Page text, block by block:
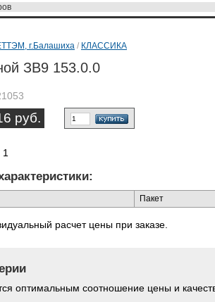
г.Балашиха / КЛАССИКА
ЗВ9 153.0.0
руб.
1
Пакет
расчет цены при заказе.
оптимальным соотношение цены и